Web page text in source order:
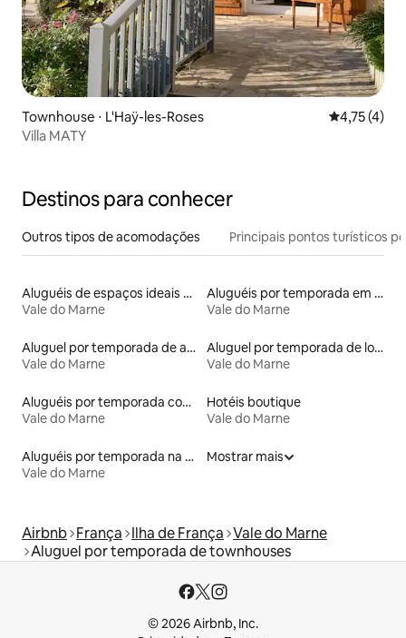
Townhouse ⋅ L'Haÿ-les-Roses 4,75 de
4,75 (4)
Villa MATY
Destinos para conhecer
Outros tipos de acomodações Principais pontos turísticos
Aluguéis de espaços ideais para famílias
Vale do Marne
Aluguéis por temporada em albergue
Vale do Marne
Aluguel por temporada de apart-hotéis
Vale do Marne
Aluguel por temporada de lofts
Vale do Marne
Aluguéis por temporada com banheira de hidromassagem
Vale do Marne
Hotéis boutique
Vale do Marne
Aluguéis por temporada na orla
Vale do Marne
Mostrar mais
Airbnb França Ilha de França Vale do Marne
Aluguel por temporada de townhouses
© 2026 Airbnb, Inc.